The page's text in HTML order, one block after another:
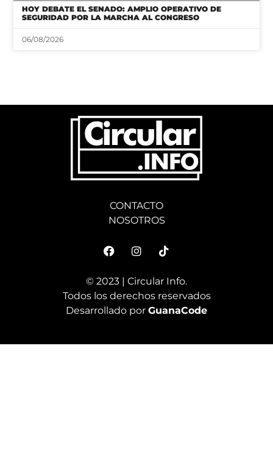
HOY DEBATE EL SENADO: AMPLIO OPERATIVO DE
SEGURIDAD POR LA MARCHA AL CONGRESO
06/08/2026
CONTACTO
NOSOTROS
© 2023 | Circular Info.
Todos los derechos reservados
Desarrollado por GuanaCode